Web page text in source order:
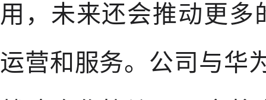
用，未来还会推动更
运营和服务。公司与华